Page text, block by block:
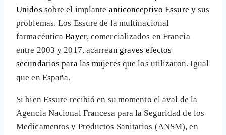
Unidos sobre el implante anticonceptivo Essure y sus
problemas. Los Essure de la multinacional
farmacéuticaBayer, comercializados en Francia
entre 2003 y 2017, acarrean graves efectos
secundarios para las mujeres que los utilizaron. Igual
que en España.
Si bien Essure recibió en su momento el aval de la
Agencia Nacional Francesa para la Seguridad de los
Medicamentos y Productos Sanitarios (ANSM), en